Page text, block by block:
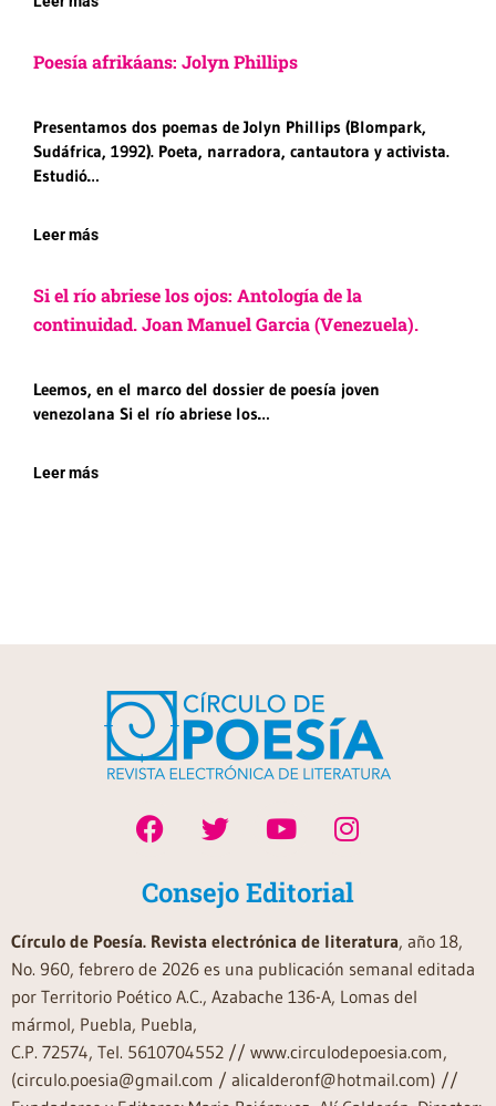
Poesía afrikáans: Jolyn Phillips
Presentamos dos poemas de Jolyn Phillips (Blompark,
Sudáfrica, 1992). Poeta, narradora, cantautora y activista.
Estudió…
Leer más
Si el río abriese los ojos: Antología de la
continuidad. Joan Manuel Garcia (Venezuela).
Leemos, en el marco del dossier de poesía joven
venezolana Si el río abriese los…
Leer más
Consejo Editorial
Círculo de Poesía. Revista electrónica de literatura, año 18,
No. 960, febrero de 2026 es una publicación semanal editada
por Territorio Poético A.C., Azabache 136-A, Lomas del
mármol, Puebla, Puebla,
C.P. 72574, Tel. 5610704552 // www.circulodepoesia.com,
(circulo.poesia@gmail.com / alicalderonf@hotmail.com) //